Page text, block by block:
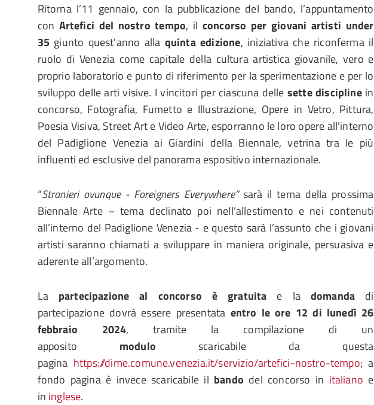
Ritorna l’11 gennaio, con la pubblicazione del bando, l’appuntamento
con Artefici del nostro tempo, il concorso per giovani artisti under
35giunto quest'anno alla quinta edizione, iniziativa che riconferma il
ruolo di Venezia come capitale della cultura artistica giovanile, vero e
proprio laboratorio e punto di riferimento per la sperimentazione e per lo
sviluppo delle arti visive. I vincitori per ciascuna delle sette disciplinein
concorso, Fotografia, Fumetto e Illustrazione, Opere in Vetro, Pittura,
Poesia Visiva, Street Art e Video Arte, esporranno le loro opere all'interno
del Padiglione Venezia ai Giardini della Biennale, vetrina tra le più
influenti ed esclusive del panorama espositivo internazionale.
“Stranieri ovunque - Foreigners Everywhere”sarà il tema della prossima
Biennale Arte – tema declinato poi nell’allestimento e nei contenuti
all’interno del Padiglione Venezia - e questo sarà l’assunto che i giovani
artisti saranno chiamati a sviluppare in maniera originale, persuasiva e
aderente all’argomento.
La partecipazione al concorso è gratuita e la domanda di
partecipazione dovrà essere presentata entro le ore 12 di lunedì 26
febbraio 2024, tramite la compilazione di un
apposito modulo scaricabile da questa
pagina https://dime.comune.venezia.it/servizio/artefici-nostro-tempo; a
fondo pagina è invece scaricabile il bando del concorso in italiano e
in inglese.